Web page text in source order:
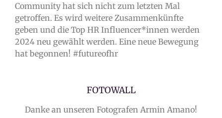
Community hat sich nicht zum letzten Mal
getroffen. Es wird weitere Zusammenkünfte
geben und die Top HR Influencer*innen werden
2024 neu gewählt werden. Eine neue Bewegung
hat begonnen! #futureofhr
FOTOWALL
Danke an unseren Fotografen Armin Amano!